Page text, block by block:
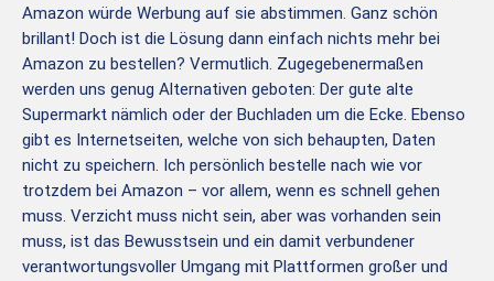
Amazon würde Werbung auf sie abstimmen. Ganz schön
brillant! Doch ist die Lösung dann einfach nichts mehr bei
Amazon zu bestellen? Vermutlich. Zugegebenermaßen
werden uns genug Alternativen geboten: Der gute alte
Supermarkt nämlich oder der Buchladen um die Ecke. Ebenso
gibt es Internetseiten, welche von sich behaupten, Daten
nicht zu speichern. Ich persönlich bestelle nach wie vor
trotzdem bei Amazon – vor allem, wenn es schnell gehen
muss. Verzicht muss nicht sein, aber was vorhanden sein
muss, ist das Bewusstsein und ein damit verbundener
verantwortungsvoller Umgang mit Plattformen großer und